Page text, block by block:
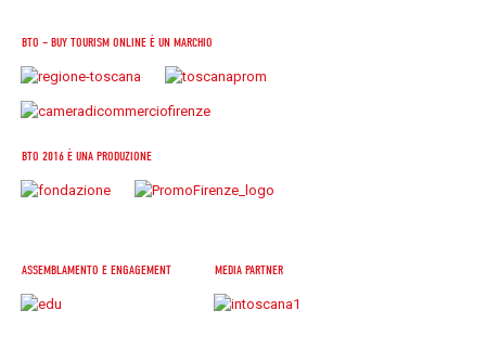
BTO – BUY TOURISM ONLINE È UN MARCHIO
BTO 2016 È UNA PRODUZIONE
ASSEMBLAMENTO E ENGAGEMENT MEDIA PARTNER